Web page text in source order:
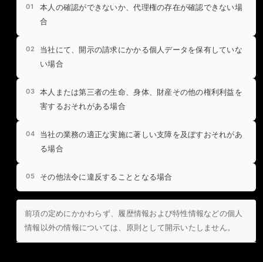
本人の確認ができないか、代理権の存在が確認できない場
合
当社にて、開示の請求にかかる個人データを保有していな
い場合
本人または第三者の生命、身体、財産その他の権利利益を
害するおそれがある場合
当社の業務の適正な実施に著しい支障を及ぼすおそれがあ
る場合
その他法令に違反することとなる場合
前項の定めにかかわらず、履歴情報および特性情報などの個人
情報以外の情報については、原則として開示いたしません。